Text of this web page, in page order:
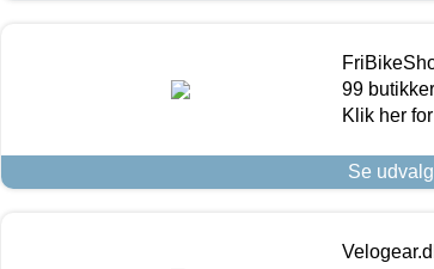
99
Klik her
Se